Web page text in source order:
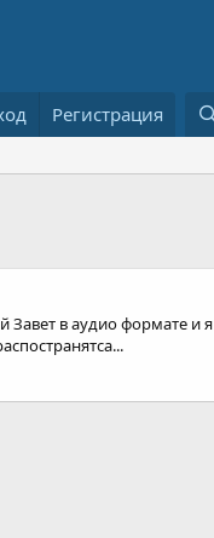
Регистрация
Завет в аудио формате и я